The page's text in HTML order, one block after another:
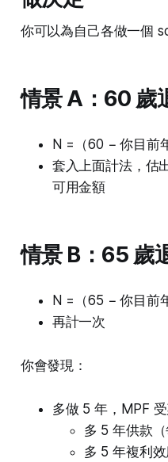
你可以為自己各做一個
情景 A：60 歲
N =（60 − 你目前
套入上面計法，估
可用金額
情景 B：65 歲
N =（65 − 你目前
再計一次
你會發現：
多做 5 年，MPF 受
多 5 年供款（
多 5 年複利